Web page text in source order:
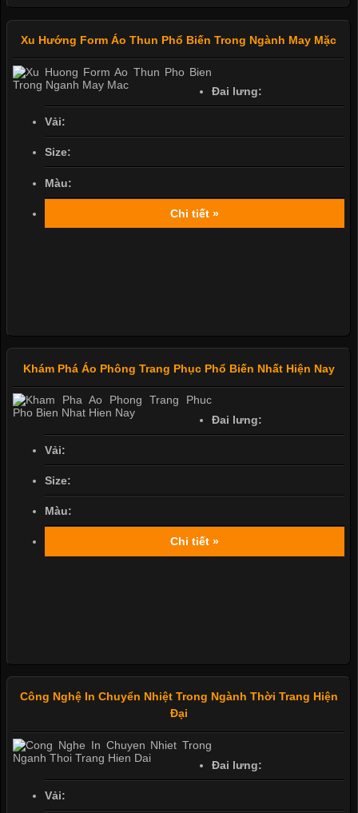
Xu Hướng Form Áo Thun Phổ Biến Trong Ngành May Mặc
Đai lưng:
Vải:
Size:
Màu:
Chi tiết »
Khám Phá Áo Phông Trang Phục Phổ Biến Nhất Hiện Nay
Đai lưng:
Vải:
Size:
Màu:
Chi tiết »
Công Nghệ In Chuyển Nhiệt Trong Ngành Thời Trang Hiện
Đại
Đai lưng:
Vải: